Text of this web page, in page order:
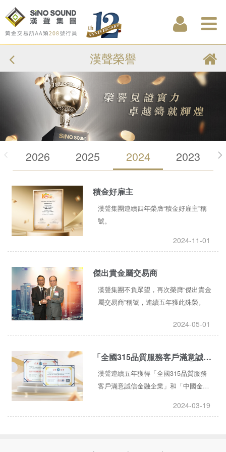
漢聲榮譽
2026 2025 2024 2023
積金好雇主
漢聲集團連續四年榮膺“積金好雇主”稱
號。
2024-11-01
傑出貴金屬交易商
漢聲集團不負眾望，再次榮膺“傑出貴金
屬交易商”稱號，連續五年獲此殊榮。
2024-05-01
「全國315品質服務客戶滿意誠信金融企業」和「中國金融服務行業AAA級信用企業」
漢聲連續五年獲得「全國315品質服務
客戶滿意誠信金融企業」和「中國金融
2024-03-19